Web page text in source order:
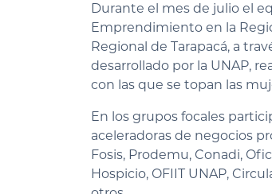
Durante el mes de julio el
Emprendimiento en la
Regional de Tarapacá, a
desarrollado por la UNAP,
con las que se topan las
En los grupos focales
aceleradoras de negocios
Fosis, Prodemu, Conadi,
Hospicio, OFIIT UNAP,